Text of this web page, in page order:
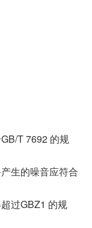
T 7692 的规
生的噪音应符合
过GBZ1 的规